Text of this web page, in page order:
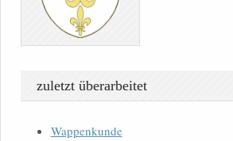
zuletzt überarbeitet
Wappenkunde